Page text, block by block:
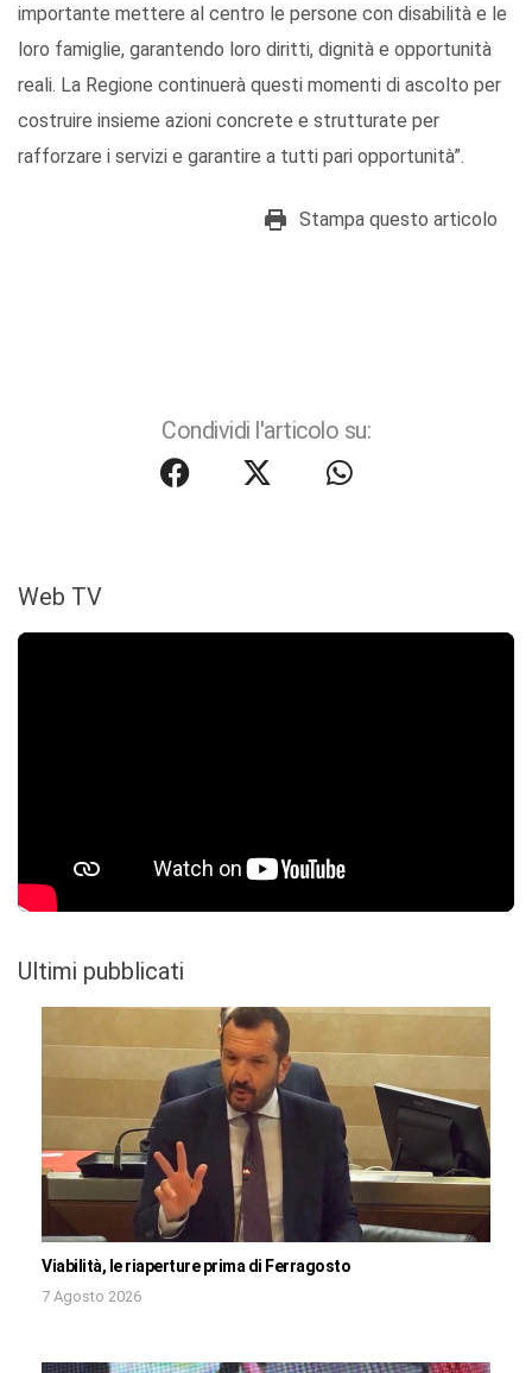
importante mettere al centro le persone con disabilità e le
loro famiglie, garantendo loro diritti, dignità e opportunità
reali. La Regione continuerà questi momenti di ascolto per
costruire insieme azioni concrete e strutturate per
rafforzare i servizi e garantire a tutti pari opportunità”.
Stampa questo articolo
Condividi l'articolo su:
Web TV
Ultimi pubblicati
Viabilità, le riaperture prima di Ferragosto
7 Agosto 2026